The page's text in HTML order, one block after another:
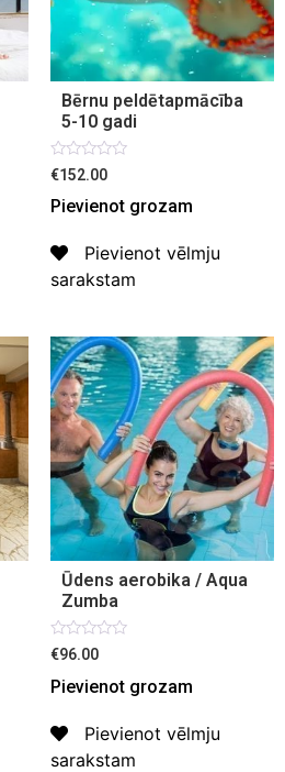
Bērnu peldētapmācība
5-10 gadi
Novērtēts
ar
0
no
€152.00
Pievienot grozam
Pievienot vēlmju
sarakstam
Ūdens aerobika / Aqua
Zumba
Novērtēts
ar
0
no
€96.00
Pievienot grozam
Pievienot vēlmju
sarakstam